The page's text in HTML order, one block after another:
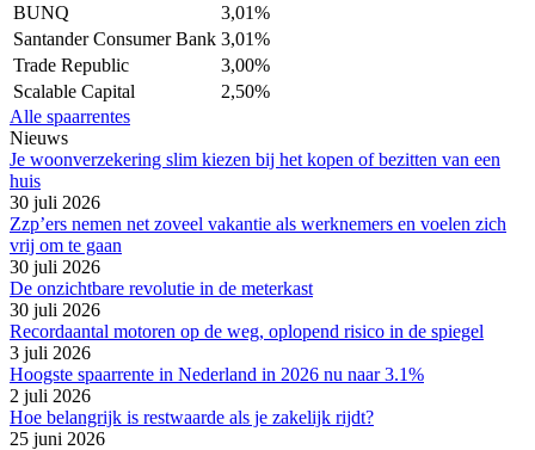
BUNQ
3,01%
Santander Consumer Bank 3,01%
Trade Republic
3,00%
Scalable Capital
2,50%
Alle spaarrentes
Nieuws
Je woonverzekering slim kiezen bij het kopen of bezitten van een
huis
30 juli 2026
Zzp’ers nemen net zoveel vakantie als werknemers en voelen zich
vrij om te gaan
30 juli 2026
De onzichtbare revolutie in de meterkast
30 juli 2026
Recordaantal motoren op de weg, oplopend risico in de spiegel
3 juli 2026
Hoogste spaarrente in Nederland in 2026 nu naar 3.1%
2 juli 2026
Hoe belangrijk is restwaarde als je zakelijk rijdt?
25 juni 2026